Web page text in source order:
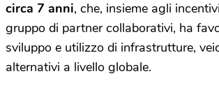
circa 7 anni, che, insieme agli
gruppo di partner collaborativi, ha
sviluppo e utilizzo di infrastrutture,
alternativi a livello globale.